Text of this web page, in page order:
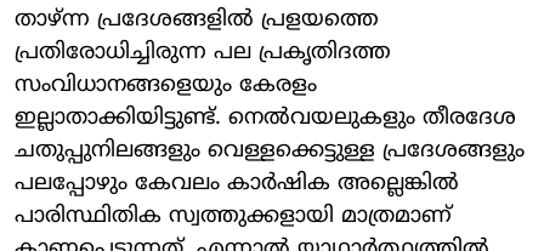
താഴ്ന്ന പ്രദേശങ്ങളിൽ പ്രളയത്തെ
പ്രതിരോധിച്ചിരുന്ന പല പ്രകൃതിദത്ത
സംവിധാനങ്ങളെയും കേരളം
ഇല്ലാതാക്കിയിട്ടുണ്ട്. നെൽവയലുകളും തീരദേശ
ചതുപ്പുനിലങ്ങളും വെള്ളക്കെട്ടുള്ള പ്രദേശങ്ങളും
പലപ്പോഴും കേവലം കാർഷിക അല്ലെങ്കിൽ
പാരിസ്ഥിതിക സ്വത്തുക്കളായി മാത്രമാണ്